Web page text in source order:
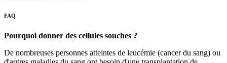
FAQ
Pourquoi donner des cellules souches ?
De nombreuses personnes atteintes de leucémie (cancer du sang) ou